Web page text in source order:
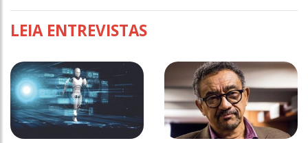
LEIA ENTREVISTAS